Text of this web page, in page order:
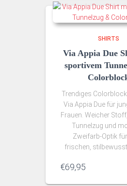
SHIRTS
Via Appia Due
sportivem
Trendiges
Via Appia Due für
Frauen. Weicher
Tunnelzug und
Zweifarb-Optik
frischen,
€69,95